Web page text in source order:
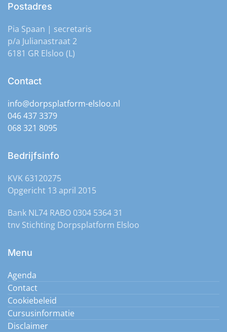
Postadres
Pia Spaan | secretaris
p/a Julianastraat 2
6181 GR Elsloo (L)
Contact
info@dorpsplatform-elsloo.nl
046 437 3379
068 321 8095
Bedrijfsinfo
KVK 63120275
Opgericht 13 april 2015
Bank NL74 RABO 0304 5364 31
tnv Stichting Dorpsplatform Elsloo
Menu
Agenda
Contact
Cookiebeleid
Cursusinformatie
Disclaimer